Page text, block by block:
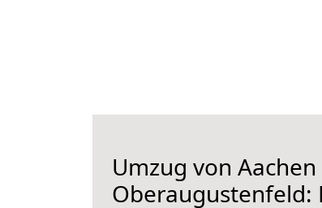
Umzug von Aachen
Oberaugustenfeld: